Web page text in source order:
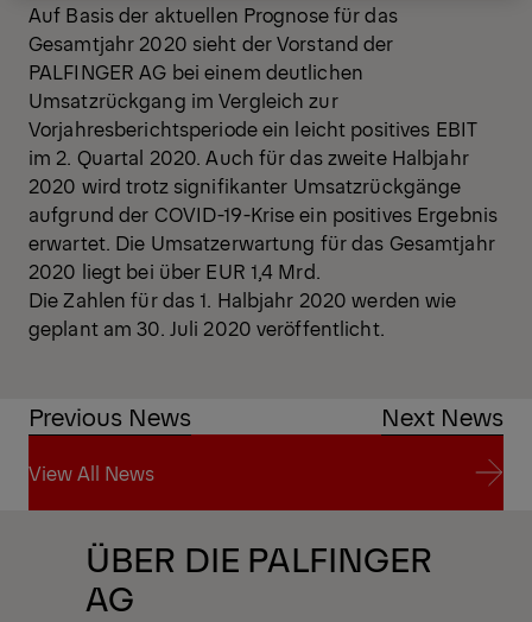
Auf Basis der aktuellen Prognose für das
Gesamtjahr 2020 sieht der Vorstand der
PALFINGER AG bei einem deutlichen
Umsatzrückgang im Vergleich zur
Vorjahresberichtsperiode ein leicht positives EBIT
im 2. Quartal 2020. Auch für das zweite Halbjahr
2020 wird trotz signifikanter Umsatzrückgänge
aufgrund der COVID-19-Krise ein positives Ergebnis
erwartet. Die Umsatzerwartung für das Gesamtjahr
2020 liegt bei über EUR 1,4 Mrd.
Die Zahlen für das 1. Halbjahr 2020 werden wie
geplant am 30. Juli 2020 veröffentlicht.
Previous News Next News
View All News
View All News
ÜBER DIE PALFINGER
AG